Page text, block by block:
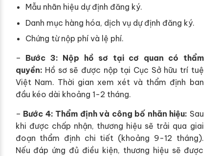
Mẫu nhãn hiệu dự định đăng ký.
Danh mục hàng hóa, dịch vụ dự định đăng ký.
Chứng từ nộp phí và lệ phí.
– Bước 3: Nộp hồ sơ tại cơ quan có thẩm
quyền: Hồ sơ sẽ được nộp tại Cục Sở hữu trí tuệ
Việt Nam. Thời gian xem xét và thẩm định ban
đầu kéo dài khoảng 1-2 tháng.
– Bước 4: Thẩm định và công bố nhãn hiệu: Sau
khi được chấp nhận, thương hiệu sẽ trải qua giai
đoạn thẩm định chi tiết (khoảng 9-12 tháng).
Nếu đáp ứng đủ điều kiện, thương hiệu sẽ được